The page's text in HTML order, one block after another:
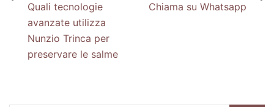
Quali tecnologie
avanzate utilizza
Nunzio Trinca per
preservare le salme
Chiama su Whatsapp